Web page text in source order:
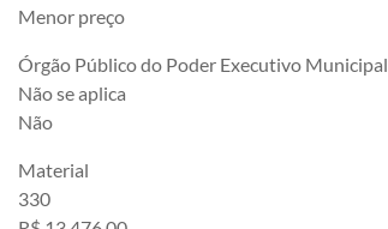
Menor preço
Órgão Público do Poder Executivo Municipal
Não se aplica
Não
Material
330